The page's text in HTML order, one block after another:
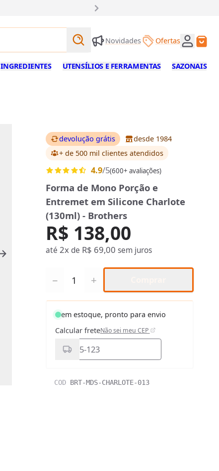
Buscar produtos
Buscar
Novidades Ofertas
INGREDIENTES UTENSÍLIOS E FERRAMENTAS SAZONAIS
devolução grátis
desde 1984
+ de 500 mil clientes atendidos
4.9/5(600+ avaliações)
Forma de Mono Porção e
Entremet em Silicone Charlote
(130ml) - Brothers
R$ 138,00
até2xde R$ 69,00 sem juros
− +
em estoque, pronto para envio
Calcular freteNão sei meu CEP
COD BRT-MDS-CHARLOTE-013